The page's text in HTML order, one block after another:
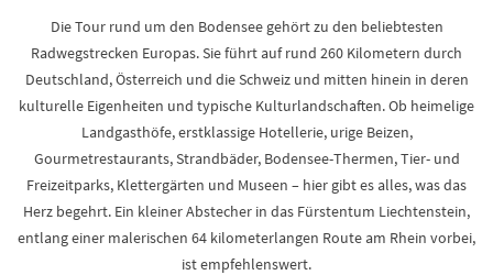
Die Tour rund um den Bodensee gehört zu den beliebtesten
Radwegstrecken Europas. Sie führt auf rund 260 Kilometern durch
Deutschland, Österreich und die Schweiz und mitten hinein in deren
kulturelle Eigenheiten und typische Kulturlandschaften. Ob heimelige
Landgasthöfe, erstklassige Hotellerie, urige Beizen,
Gourmetrestaurants, Strandbäder, Bodensee-Thermen, Tier- und
Freizeitparks, Klettergärten und Museen – hier gibt es alles, was das
Herz begehrt. Ein kleiner Abstecher in das Fürstentum Liechtenstein,
entlang einer malerischen 64 kilometerlangen Route am Rhein vorbei,
ist empfehlenswert.